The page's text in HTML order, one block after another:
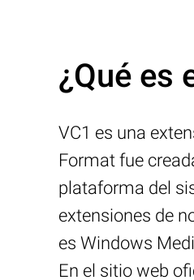
¿Qué es
VC1 es una
Format fue
plataforma del
extensiones de
es Windows
En el sitio web